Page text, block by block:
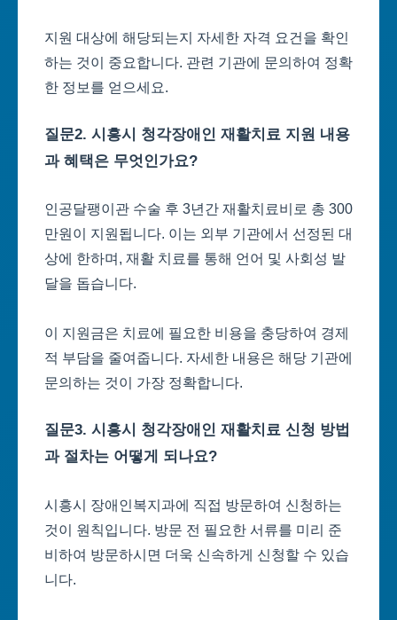
지원 대상에 해당되는지 자세한 자격 요건을 확인
하는 것이 중요합니다. 관련 기관에 문의하여 정확
한 정보를 얻으세요.
질문2. 시흥시 청각장애인 재활치료 지원 내용
과 혜택은 무엇인가요?
인공달팽이관 수술 후 3년간 재활치료비로 총 300
만원이 지원됩니다. 이는 외부 기관에서 선정된 대
상에 한하며, 재활 치료를 통해 언어 및 사회성 발
달을 돕습니다.
이 지원금은 치료에 필요한 비용을 충당하여 경제
적 부담을 줄여줍니다. 자세한 내용은 해당 기관에
문의하는 것이 가장 정확합니다.
질문3. 시흥시 청각장애인 재활치료 신청 방법
과 절차는 어떻게 되나요?
시흥시 장애인복지과에 직접 방문하여 신청하는
것이 원칙입니다. 방문 전 필요한 서류를 미리 준
비하여 방문하시면 더욱 신속하게 신청할 수 있습
니다.